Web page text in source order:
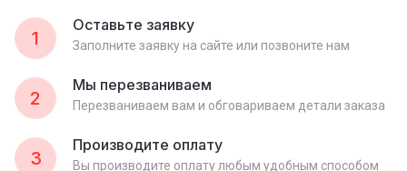
1
Оставьте заявку
Заполните заявку на сайте или позвоните нам
2
Мы перезваниваем
Перезваниваем вам и обговариваем детали заказа
3
Производите оплату
Вы производите оплату любым удобным способом